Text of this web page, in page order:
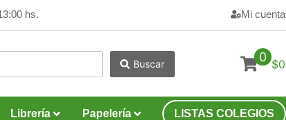
hs. Mi cuenta
Buscar 0 $0
Librería Papelería LISTAS COLEGIOS